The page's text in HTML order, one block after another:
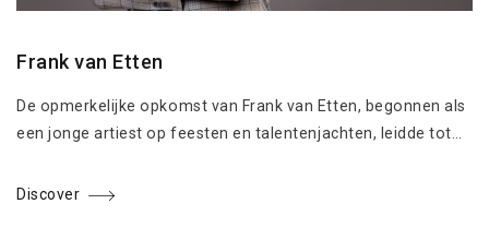
Frank van Etten
De opmerkelijke opkomst van Frank van Etten, begonnen als
een jonge artiest op feesten en talentenjachten, leidde tot…
Discover